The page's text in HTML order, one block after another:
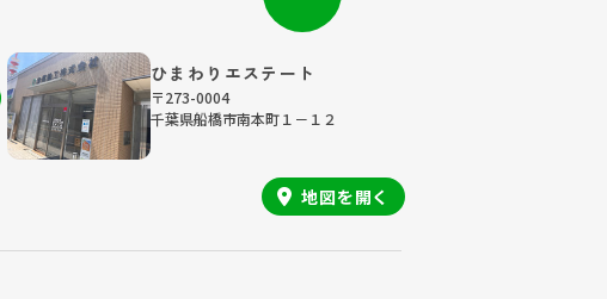
ひまわりエステート
〒273-0004
千葉県船橋市南本町１－１２
地図を開く